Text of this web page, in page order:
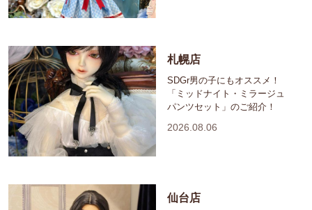
札幌店
SDGr男の子にもオススメ！
「ミッドナイト・ミラージュ
パンツセット」のご紹介！
2026.08.06
仙台店